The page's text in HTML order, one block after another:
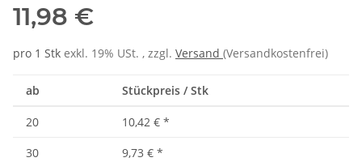
11,98 €
pro 1 Stk exkl. 19% USt. , zzgl. Versand (Versandkostenfrei)
ab Stückpreis / Stk
20 10,42 € *
30
9,73 € *